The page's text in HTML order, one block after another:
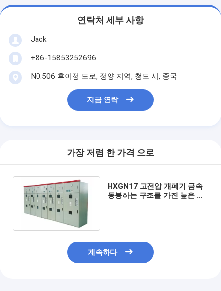
연락처 세부 사항
Jack
+86-15853252696
N0.506 후이정 도로, 정양 지역, 청도 시, 중국
지금 연락
가장 저렴 한 가격 으로
HXGN17 고전압 개폐기 금속
동봉하는 구조를 가진 높은 보
계속하다